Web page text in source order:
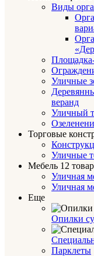
Виды
Уличные
веранд
Уличный
Торговые
Уличные
Мебель 12
Уличная
Уличная
Еще
Опилки
Парклеты